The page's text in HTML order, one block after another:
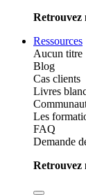
Retrouvez
Ressources
Aucun titre
Blog
Cas clients
Livres
Les
FAQ
Demande
Retrouvez